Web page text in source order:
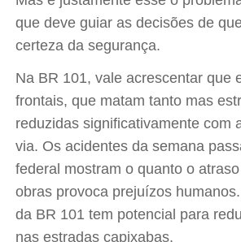
que deve guiar as decisões de
certeza da segurança.
Na BR 101, vale acrescentar que
frontais, que matam tanto mas
reduzidas significativamente com
via. Os acidentes da semana
federal mostram o quanto o
obras provoca prejuízos
da BR 101 tem potencial para
nas estradas capixabas.